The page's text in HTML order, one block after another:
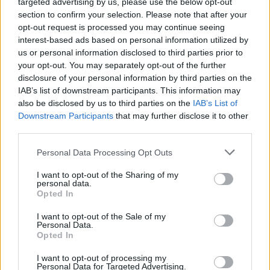
section to confirm your selection. Please note that after your
opt-out request is processed you may continue seeing
interest-based ads based on personal information utilized by
us or personal information disclosed to third parties prior to
your opt-out. You may separately opt-out of the further
disclosure of your personal information by third parties on the
IAB’s list of downstream participants. This information may
also be disclosed by us to third parties on the IAB’s List of
Downstream Participants that may further disclose it to other
Personal Data Processing Opt Outs
I want to opt-out of the Sharing of my
personal data.
Opted In
I want to opt-out of the Sale of my
Personal Data.
Opted In
I want to opt-out of processing my
Personal Data for Targeted Advertising.
Az okosmérők lehetővé teszik a távleolvasást, az általuk
küldött adatok révén a hibák felderítésében és
javításában is új lehetőségek nyílnak.
PÉNZCENTRUM| 2024. április 8. 17:02
Erről az egy szolgáltatásról képtelenek
lemondani a magyarok: tényleg élni sem
tudnának enélkül?
Keveset tudnak az energiaellátásról, de a fejlesztésektől
várnak a magyarok.
| 2024. február 23. 09:19
Nem elég a kínai akkugyáraknak a magyar
üzemek mellé
várhatóan 15-25 százalékkal emelkedni fog.